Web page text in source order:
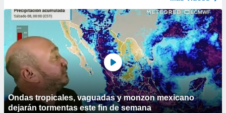
Ondas tropicales, vaguadas y monzon mexicano
dejarán tormentas este fin de semana